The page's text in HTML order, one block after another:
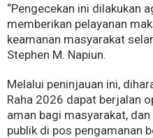
“Pengecekan ini dilakukan
memberikan pelayanan
keamanan masyarakat
Stephen M. Napiun.
Melalui peninjauan ini,
Raha 2026 dapat berjalan
aman bagi masyarakat,
publik di pos pengamanan